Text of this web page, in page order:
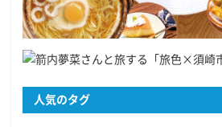
人気のタグ